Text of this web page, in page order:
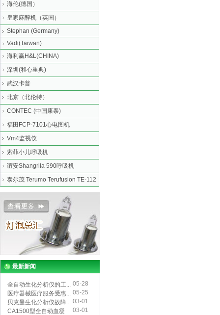
海伦(德国）
皇家麻醉机（英国）
Stephan (Germany)
Vadi(Taiwan)
海利赢H&L(CHINA)
深圳(和心重典)
武汉卡普
北京（北伦特）
CONTEC (中国康泰)
福田FCP-7101心电图机
Vm4监视仪
索菲小儿呼吸机
谊安Shangrila 590呼吸机
泰尔茂 Terumo Terufusion TE-112
最新新闻
全自动生化分析仪的工... 05-28
医疗器械医疗服务受惠... 05-25
贝克曼生化分析仪故障... 03-01
CA1500型全自动血凝
03-01